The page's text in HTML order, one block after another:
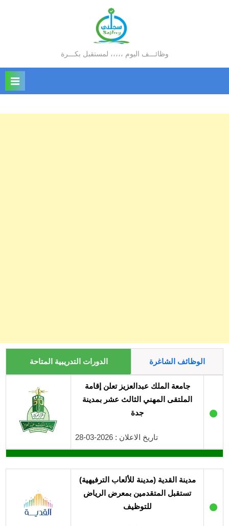
سجلني
وظائـــف اليوم ،،،،، لمستقبل بكـــرة
الوظائف الشاغرة الدورات التدريبية المتاحة
●
جامعة الملك عبدالعزيز تعلن إقامة
الملتقى المهني الثالث عشر بمدينة
جدة
تاريخ الاعلان : 2026-03-28
●
مدينة القدية (مدينة للألعاب الترفيهية)
تستقبل المتقدمين بمعرض الرياض
للتوظيف